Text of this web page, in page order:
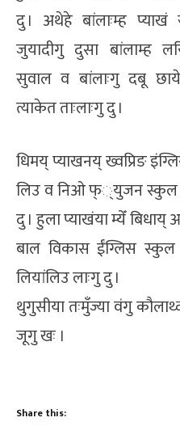
दु । अथेहे बांलाःम्ह प्याखं
जुयादीगु दुसा बांलाम्ह
सुवाल व बांलाःगु दबू
त्याकेत ताःलाःगु दु ।
धिमय् प्याखनय् ख्वप्रिङ
लिउ व निओ फ््युजन स्कुल
दु । हुला प्याखंया म्येँ बिधाय्
बाल विकास ईंग्लिस स्कुल
लियांलिउ लाःगु दु ।
थुगुसीया तःमुँज्या वंगु
जूगु खः ।
Share this: